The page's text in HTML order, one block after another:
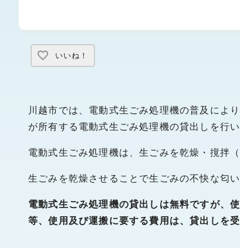
いいね！
川越市では、電動式生ごみ処理機の普及によ
が所有する電動式生ごみ処理機の貸出しを行い
電動式生ごみ処理機は、生ごみを乾燥・撹拌
生ごみを乾燥させることで生ごみの不快な匂
電動式生ごみ処理機の貸出しは無料ですが、
等、使用及び運搬に要する費用は、貸出しを